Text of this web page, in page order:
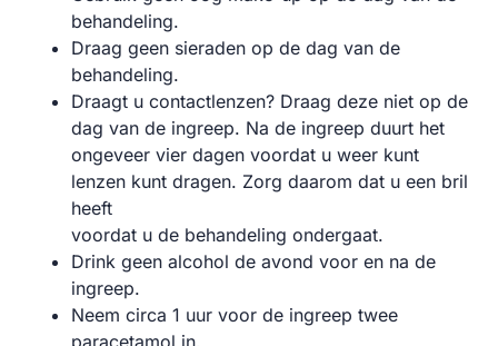
behandeling.
Draag geen sieraden op de dag van de
behandeling.
Draagt u contactlenzen? Draag deze niet op de
dag van de ingreep. Na de ingreep duurt het
ongeveer vier dagen voordat u weer kunt
lenzen kunt dragen. Zorg daarom dat u een bril
heeft
voordat u de behandeling ondergaat.
Drink geen alcohol de avond voor en na de
ingreep.
Neem circa 1 uur voor de ingreep twee